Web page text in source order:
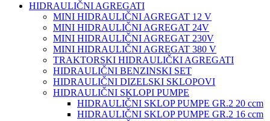
HIDRAULIČNI AGREGATI
MINI HIDRAULIČNI AGREGAT 12 V
MINI HIDRAULIČNI AGREGAT 24V
MINI HIDRAULIČNI AGREGAT 230V
MINI HIDRAULIČNI AGREGAT 380 V
TRAKTORSKI HIDRAULIČKI AGREGATI
HIDRAULIČNI BENZINSKI SET
HIDRAULIČNI DIZELSKI SKLOPOVI
HIDRAULIČNI SKLOPI PUMPE
HIDRAULIČNI SKLOP PUMPE GR.2 20 ccm
HIDRAULIČNI SKLOP PUMPE GR.2 16 ccm